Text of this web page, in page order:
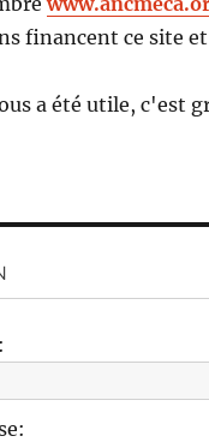
financent ce site
a été utile, c'est